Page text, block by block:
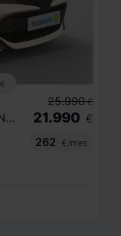
€
2.0 180H STYLE E CVT TOURING SPORT
25.990 €
21.990 €
262
€/mes